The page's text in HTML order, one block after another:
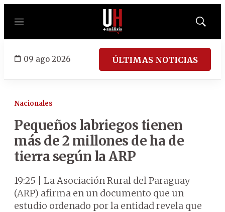
Menú
Mostrar
09 ago 2026 ÚLTIMAS NOTICIAS
Nacionales
Pequeños labriegos tienen
más de 2 millones de ha de
tierra según la ARP
19:25 | La Asociación Rural del Paraguay
(ARP) afirma en un documento que un
estudio ordenado por la entidad revela que